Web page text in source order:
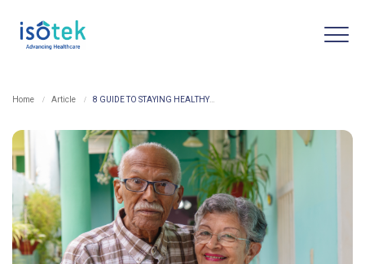
Home Article 8 GUIDE TO STAYING HEALTHY FOR THE ELDERLY